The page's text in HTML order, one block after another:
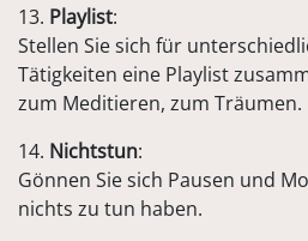
13. Playlist:
Stellen Sie sich für
Tätigkeiten eine Playlist
zum Meditieren, zum Träumen.
14. Nichtstun:
Gönnen Sie sich Pausen und
nichts zu tun haben.